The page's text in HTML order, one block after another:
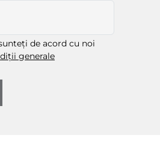
de acord cu noi
generale